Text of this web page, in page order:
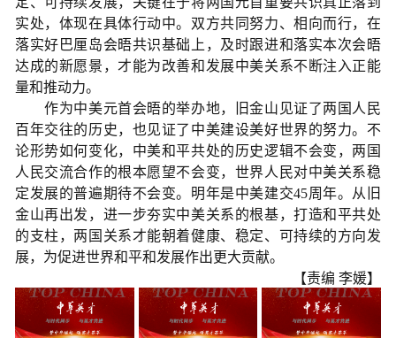
实处，体现在具体行动中。双方共同努力、相向而行，在
落实好巴厘岛会晤共识基础上，及时跟进和落实本次会晤
达成的新愿景，才能为改善和发展中美关系不断注入正能
量和推动力。
作为中美元首会晤的举办地，旧金山见证了两国人民
百年交往的历史，也见证了中美建设美好世界的努力。不
论形势如何变化，中美和平共处的历史逻辑不会变，两国
人民交流合作的根本愿望不会变，世界人民对中美关系稳
定发展的普遍期待不会变。明年是中美建交45周年。从旧
金山再出发，进一步夯实中美关系的根基，打造和平共处
的支柱，两国关系才能朝着健康、稳定、可持续的方向发
展，为促进世界和平和发展作出更大贡献。
【责编 李媛】